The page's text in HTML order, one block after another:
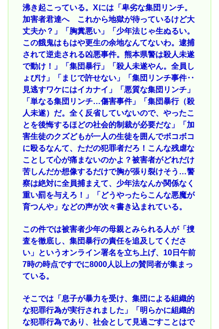
沸き起こっている。Xには「卑劣な集団リンチ。
加害者君達へ これから地獄が待っているけど大
丈夫か？」「胸糞悪い」「少年法じゃ生ぬるい。
この餓鬼はもはや更生の余地なんてないわ。逮捕
されて逆走される凶悪事件。熊本県警は殺人未遂
で動け！」「集団暴行」「殺人未遂やん。全員し
ょぴけ」「まじで許せない」「集団リンチ事件‥
見逃すワケにはイカナイ」「悪質な集団リンチ」
「単なる集団リンチ…傷害事件」「集団暴行（殺
人未遂）だ。全く反省していないので、やったこ
とを後悔するほどの社会的制裁が必要だな」「加
害生徒のクズどもが一人の生徒を囲んでボコボコ
に殴るなんて、ただの犯罪者だろ！こんな残虐な
ことして心が痛まないのかよ？被害者がどれだけ
苦しんだか想像するだけで胸が張り裂けそう…警
察は絶対に全員捕まえて、少年法なんか関係なく
重い罰を与えろ！」「どうやったらこんな悪魔が
育つんや」などの声が次々書き込まれている。
この件では被害者少年の母親とみられる人が「捜
査を徹底し、集団暴行の責任を追及してくださ
い」というオンライン署名を立ち上げ、10日午前
7時の時点ですでに8000人以上の賛同者が集まっ
ている。
そこでは「息子が暴力を受け、集団による組織的
な犯罪行為が実行されました」「明らかに組織的
な犯罪行為であり、社会として見過ごすことはで